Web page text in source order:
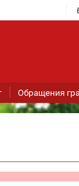
Обращения